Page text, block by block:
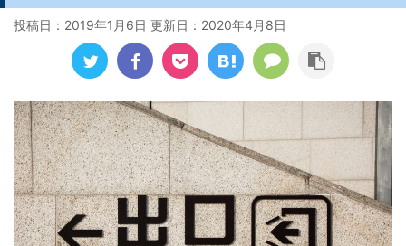
投稿日：2019年1月6日 更新日： 2020年4月8日